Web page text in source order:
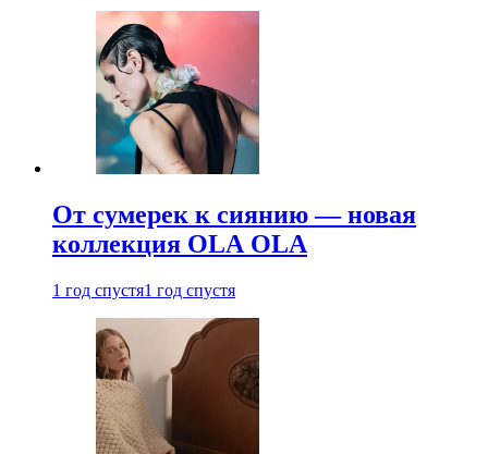
От сумерек к сиянию — новая
коллекция OLA OLA
1 год спустя1 год спустя